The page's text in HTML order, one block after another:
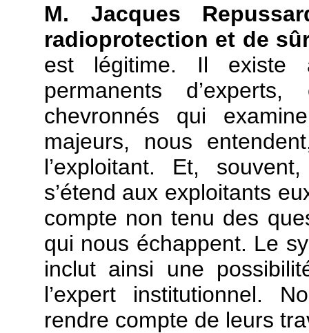
M. Jacques
radioprotection et de
est légitime. Il existe
permanents d’experts,
chevronnés qui
majeurs, nous
l’exploitant. Et,
s’étend aux exploitants
compte non tenu des
qui nous échappent. Le
inclut ainsi une
l’expert institutionnel.
rendre compte de leurs